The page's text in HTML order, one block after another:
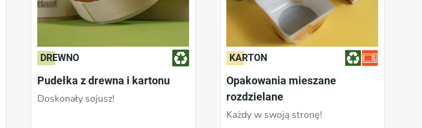
DREWNO
Pudełka z drewna i kartonu
Doskonały sojusz!
KARTON
Opakowania mieszane
rozdzielane
Każdy w swoją stronę!